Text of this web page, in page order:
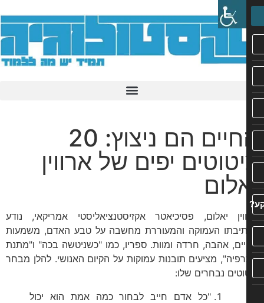
החיים הם ניצוץ: 20
יפים של ארווין
יאלום, פסיכיאטר אקזיסטנציאליסטי אמריקאי, נודע
העמוקה והמעוררת מחשבה על טבע האדם, משמעות
אהבה, חרדה ומוות. ספריו, כמו "כשניטשה בכה" ו"מתנת
מציעים תובנות עמוקות על הקיום האנושי. להלן מבחר
נבחרים שלו:
"כל אדם חייב לבחור כמה אמת הוא יכול